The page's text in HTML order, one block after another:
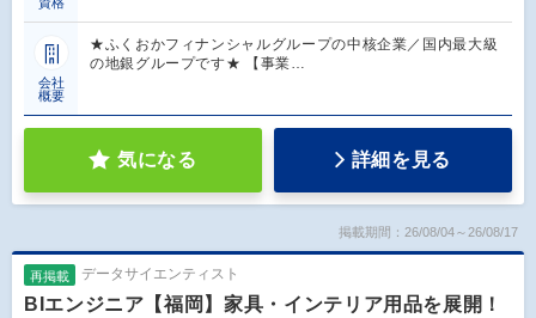
会社
概要
★ふくおかフィナンシャルグループの中核企業／国内最大級
の地銀グループです★ 【事業…
気になる 詳細を見る
掲載期間：26/08/04～26/08/17
再掲載 データサイエンティスト
BIエンジニア【福岡】家具・インテリア用品を展開！